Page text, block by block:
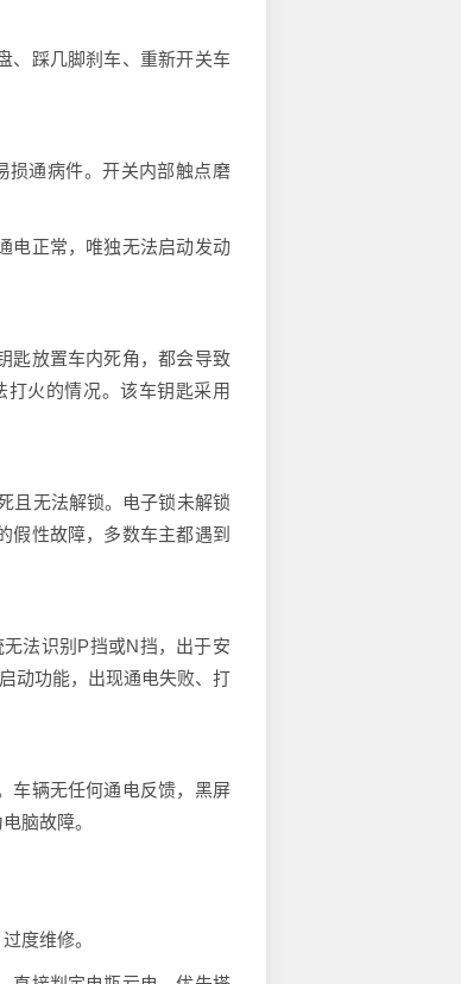
踩几脚刹车、重新开关车
通病件。开关内部触点磨
正常，唯独无法启动发动
放置车内死角，都会导致
火的情况。该车钥匙采用
无法解锁。电子锁未解锁
假性故障，多数车主都遇到
法识别P挡或N挡，出于安
动功能，出现通电失败、打
辆无任何通电反馈，黑屏
脑故障。
度维修。